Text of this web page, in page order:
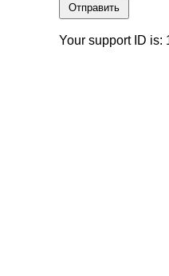
Отправить
Your support ID